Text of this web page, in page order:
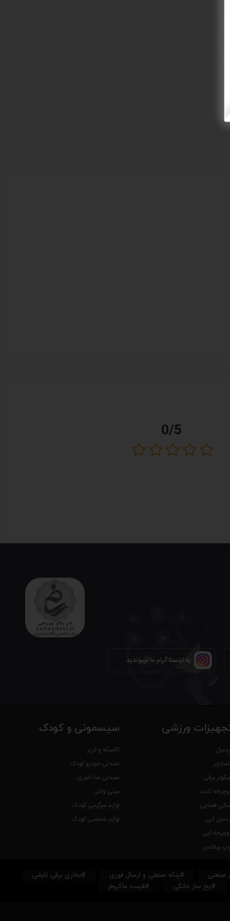
های خوشمزه ای که این دستگاه ارائه می دهد لذت ببرید
0/5
به اینستاگرام ما بپیوندید
ورزشی
برقی
ثابت
فضایی
آبی
آبی
پیلاتس
سیسمونی و کودک
کالسکه و کریر
صندلی خودرو کودک
صندلی غذا خوری
مینی واش
لوازم سرگرمی کودک
لوازم شخصی کودک
صنعتی #پنکه صنعتی و ارسال فوری
#بخاری برقی تابشی
#یخ ساز خانگی
#قیمت ماکروفر